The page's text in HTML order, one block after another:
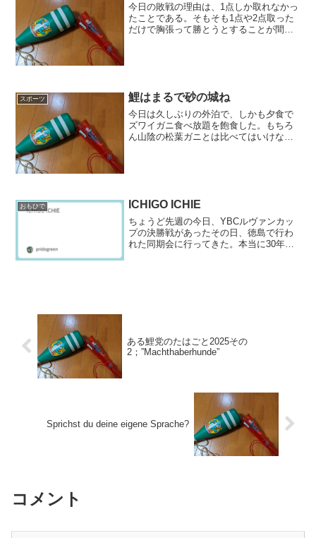
今日の敗戦の理由は、1点しか取れなかっ
たことである。そもそも1点や2点取った
だけで胸張って勝とうとすることが間違
スポーツ 鯉はまるで砂の城ね
今日は久しぶりの外泊で、しかも夕食で
ズワイガニ食べ放題を飽食した。もちろ
ん山陰の松葉ガニとは比べてはいけない
おもひで ICHIGO ICHIE
ちょうど先週の今日、YBCルヴァンカッ
プの決勝戦があったその日、徳島で行わ
れた同期会に行ってきた。本当に30年ぶ
ある鯉党のたはごと2025その
2；”Machthaberhunde”
Sprichst du deine eigene Sprache?
コメント